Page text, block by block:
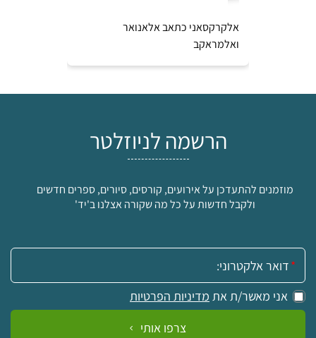
אלקרקסאני כתאב אלאנואר
ואלמראקב
הרשמה לניוזלטר
מוזמנים להתעדכן על אירועים, קורסים, סיורים, ספרים חדשים
ולקבל חדשות על כל מה שקורה אצלנו ב'יד'
אימייל:
אני מאשר/ת את מדיניות הפרטיות
צרפו אותי